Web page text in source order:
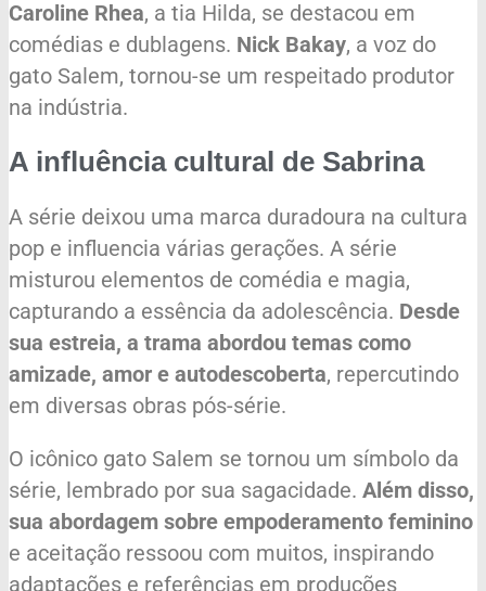
Caroline Rhea, a tia Hilda, se destacou em
comédias e dublagens. Nick Bakay, a voz do
gato Salem, tornou-se um respeitado produtor
na indústria.
A influência cultural de Sabrina
A série deixou uma marca duradoura na cultura
pop e influencia várias gerações. A série
misturou elementos de comédia e magia,
capturando a essência da adolescência. Desde
sua estreia, a trama abordou temas como
amizade, amor e autodescoberta, repercutindo
em diversas obras pós-série.
O icônico gato Salem se tornou um símbolo da
série, lembrado por sua sagacidade. Além disso,
sua abordagem sobre empoderamento feminino
e aceitação ressoou com muitos, inspirando
adaptações e referências em produções